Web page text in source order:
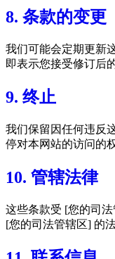
8. 条款的变更
我们可能会定期更新
即表示您接受修订后
9. 终止
我们保留因任何违反
停对本网站的访问的
10. 管辖法律
这些条款受 [您的司
[您的司法管辖区] 的法